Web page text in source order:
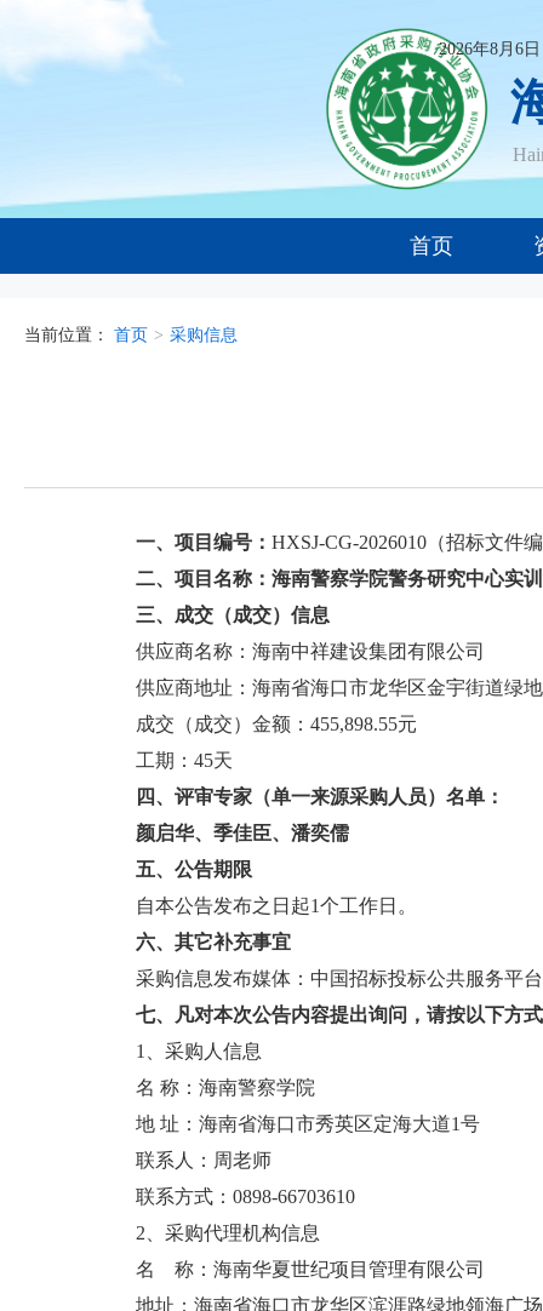
2026年8月6
首页
当前位置： 首页 > 采购信息
一、项目编号： HXSJ-CG-2026010 （招标文件
二、项目名称： 海南警察学院警务研究中心实
三、 成交 （成交）信息
供应商名称：海南中祥建设集团有限公司
供应商地址：海南省海口市龙华区金宇街道绿
成交（成交）金额： 455,898.55元
工期： 45天
四、评审专家（单一来源采购人员）名单：
颜启华、季佳臣、潘奕儒
五、公告期限
自本公告发布之日起1个工作日。
六、其它补充事宜
采购信息发布媒体： 中国招标投标公共服务平
七、凡对本次公告内容提出询问，请按以下方
1
、采购人信息
名 称：海南警察学院
地 址：海南省海口市秀英区定海大道1号
联系人：周老师
联系方式： 0898-66703610
2 、采购代理机构信息
名
称：海南华夏世纪项目管理有限公司
地址：海南省海口市龙华区滨涯路绿地领海广场